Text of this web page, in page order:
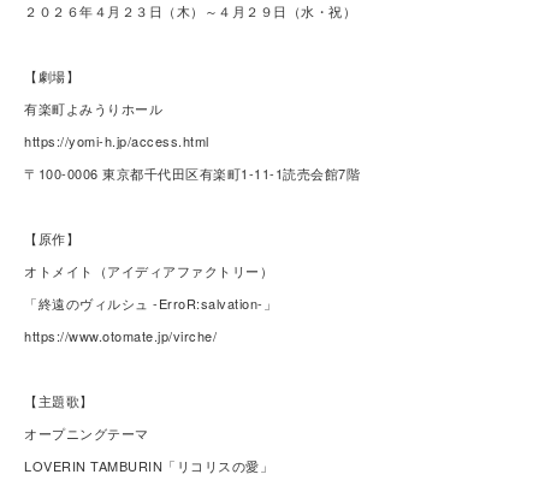
２０２６年４月２３日（木）～４月２９日（水・祝）
【劇場】
有楽町よみうりホール
https://yomi-h.jp/access.html
〒100-0006 東京都千代田区有楽町1-11-1読売会館7階
【原作】
オトメイト（アイディアファクトリー）
「終遠のヴィルシュ -ErroR:salvation-」
https://www.otomate.jp/virche/
【主題歌】
オープニングテーマ
LOVERIN TAMBURIN「リコリスの愛」